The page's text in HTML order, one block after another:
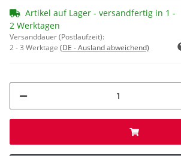
Artikel auf Lager - versandfertig in 1 -
2 Werktagen
Versanddauer (Postlaufzeit):
2 - 3 Werktage (DE - Ausland abweichend)